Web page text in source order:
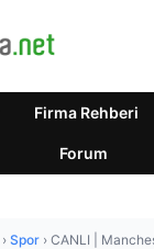
Firma Rehberi
Forum
› Spor › CANLI |